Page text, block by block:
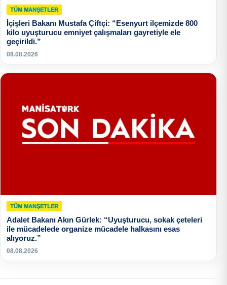
TÜM MANŞETLER
İçişleri Bakanı Mustafa Çiftçi: “Esenyurt ilçemizde 800
kilo uyuşturucu emniyet çalışmaları gayretiyle ele
geçirildi.”
08.08.2026
TÜM MANŞETLER
Adalet Bakanı Akın Gürlek: “Uyuşturucu, sokak çeteleri
ile mücadelede organize mücadele halkasını esas
alıyoruz.”
08.08.2026